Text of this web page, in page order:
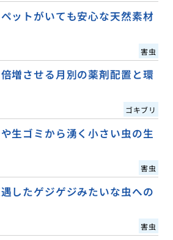
ットがいても安心な天然素材
害虫
増させる月別の薬剤配置と環
ゴキブリ
生ゴミから湧く小さい虫の生
害虫
したゲジゲジみたいな虫への
害虫